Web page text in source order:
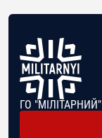
ГО "МІЛІТАРНИЙ"